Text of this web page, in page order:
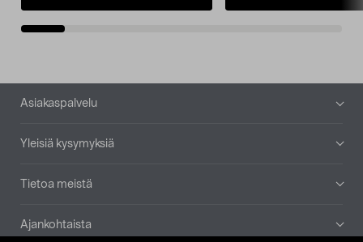
Alatunniste
Asiakaspalvelu
Yleisiä kysymyksiä
Tietoa meistä
Ajankohtaista